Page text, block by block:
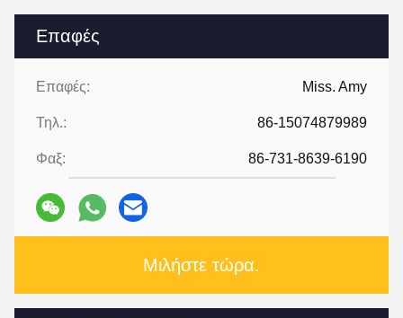
Επαφές
Επαφές: Miss. Amy
Τηλ.: 86-15074879989
Φαξ: 86-731-8639-6190
Μιλήστε τώρα.